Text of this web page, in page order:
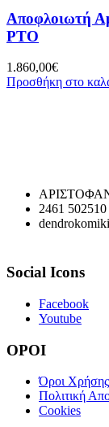
Αποφλοιωτή
PTO
1.860,00€
Προσθήκη στο
2461 502510
Social Icons
Facebook
Youtube
ΟΡΟΙ
Όροι Χρήσης
Πολιτική
Cookies